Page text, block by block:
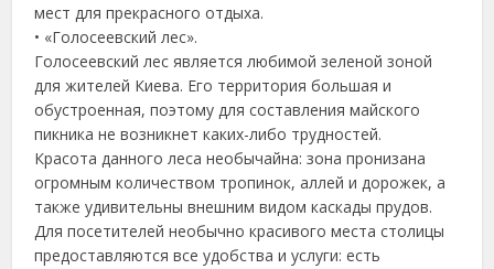
мест для прекрасного отдыха.
• «Голосеевский лес».
Голосеевский лес является любимой зеленой зоной
для жителей Киева. Его территория большая и
обустроенная, поэтому для составления майского
пикника не возникнет каких-либо трудностей.
Красота данного леса необычайна: зона пронизана
огромным количеством тропинок, аллей и дорожек, а
также удивительны внешним видом каскады прудов.
Для посетителей необычно красивого места столицы
предоставляются все удобства и услуги: есть